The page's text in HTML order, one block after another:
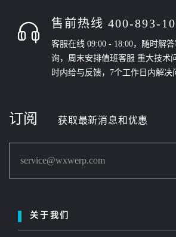
售前热线 400-893-
客服在线 09:00 - 18:00，随时解
询，周末安排值班客服 重大技术
时内给与反馈，7个工作日内解决
订阅 获取最新消息和优惠
service@wxwerp.com
关于我们